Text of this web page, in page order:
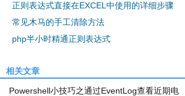
正则表达式直接在EXCEL中使用的详细步骤
常见木马的手工清除方法
php半小时精通正则表达式
相关文章
Powershell小技巧之通过EventLog查看近期电